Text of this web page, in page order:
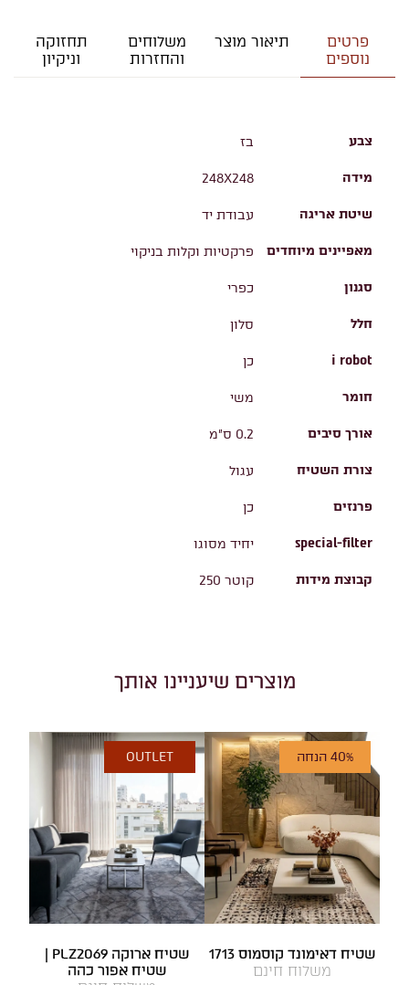
פרטים
נוספים
תיאור מוצר
משלוחים
והחזרות
תחזוקה
וניקיון
צבע בז
מידה 248X248
שיטת אריגה עבודת יד
מאפיינים מיוחדים פרקטיות וקלות בניקוי
סגנון כפרי
חלל סלון
i robot כן
חומר משי
אורך סיבים 0.2 ס"מ
צורת השטיח עגול
פרנזים כן
special-filter יחיד מסוגו
קבוצת מידות קוטר 250
מוצרים שיעניינו אותך
40% הנחה
שטיח דאימונד קוסמוס 1713
משלוח חינם
OUTLET
שטיח אפור כהה